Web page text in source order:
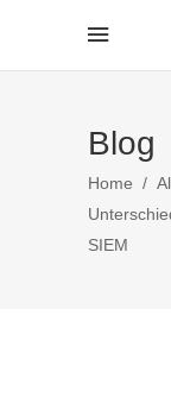
Blog
Home /
SIEM